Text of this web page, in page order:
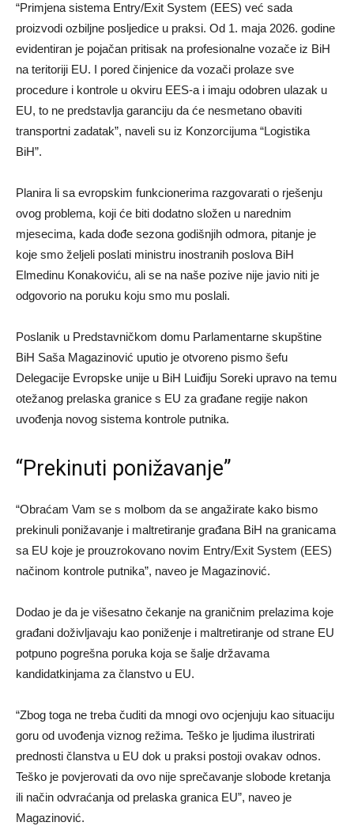
“Primjena sistema Entry/Exit System (EES) već sada
proizvodi ozbiljne posljedice u praksi. Od 1. maja 2026. godine
evidentiran je pojačan pritisak na profesionalne vozače iz BiH
na teritoriji EU. I pored činjenice da vozači prolaze sve
procedure i kontrole u okviru EES-a i imaju odobren ulazak u
EU, to ne predstavlja garanciju da će nesmetano obaviti
transportni zadatak”, naveli su iz Konzorcijuma “Logistika
BiH”.
Planira li sa evropskim funkcionerima razgovarati o rješenju
ovog problema, koji će biti dodatno složen u narednim
mjesecima, kada dođe sezona godišnjih odmora, pitanje je
koje smo željeli poslati ministru inostranih poslova BiH
Elmedinu Konakoviću, ali se na naše pozive nije javio niti je
odgovorio na poruku koju smo mu poslali.
Poslanik u Predstavničkom domu Parlamentarne skupštine
BiH Saša Magazinović uputio je otvoreno pismo šefu
Delegacije Evropske unije u BiH Luiđiju Soreki upravo na temu
otežanog prelaska granice s EU za građane regije nakon
uvođenja novog sistema kontrole putnika.
“Prekinuti ponižavanje”
“Obraćam Vam se s molbom da se angažirate kako bismo
prekinuli ponižavanje i maltretiranje građana BiH na granicama
sa EU koje je prouzrokovano novim Entry/Exit System (EES)
načinom kontrole putnika”, naveo je Magazinović.
Dodao je da je višesatno čekanje na graničnim prelazima koje
građani doživljavaju kao poniženje i maltretiranje od strane EU
potpuno pogrešna poruka koja se šalje državama
kandidatkinjama za članstvo u EU.
“Zbog toga ne treba čuditi da mnogi ovo ocjenjuju kao situaciju
goru od uvođenja viznog režima. Teško je ljudima ilustrirati
prednosti članstva u EU dok u praksi postoji ovakav odnos.
Teško je povjerovati da ovo nije sprečavanje slobode kretanja
ili način odvraćanja od prelaska granica EU”, naveo je
Magazinović.